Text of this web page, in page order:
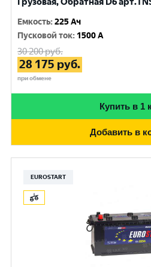
Емкость:225 Ач
Пусковой ток: 1500 A
30 200руб.
28 175 руб.
при обмене
Купить в 1
Добавить в
EUROSTART